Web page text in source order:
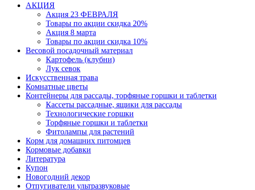
АКЦИЯ
Акция 23 ФЕВРАЛЯ
Товары по акции скидка 20%
Акция 8 марта
Товары по акции скидка 10%
Весовой посадочный материал
Картофель (клубни)
Лук севок
Искусственная трава
Комнатные цветы
Контейнеры для рассады, торфяные горшки и таблетки
Кассеты рассадные, ящики для рассады
Технологические горшки
Торфяные горшки и таблетки
Фитолампы для растений
Корм для домашних питомцев
Кормовые добавки
Литература
Купон
Новогодний декор
Отпугиватели ультразвуковые